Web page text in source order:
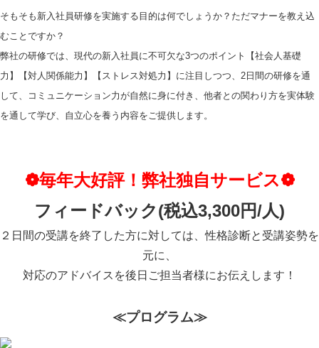
そもそも新入社員研修を実施する目的は何でしょうか？ただマナーを教え込
むことですか？
弊社の研修では、現代の新入社員に不可欠な3つのポイント【社会人基礎
力】【対人関係能力】【ストレス対処力】に注目しつつ、2日間の研修を通
して、コミュニケーション力が自然に身に付き、他者との関わり方を実体験
を通して学び、自立心を養う内容をご提供します。
❁毎年大好評！弊社独自サービス❁
フィードバック(税込3,300円/人)
２日間の受講を終了した方に対しては、性格診断と受講姿勢を
元に、
対応のアドバイスを後日ご担当者様にお伝えします！
≪プログラム≫